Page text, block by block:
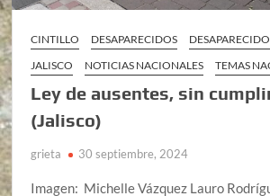
CINTILLO DESAPARECIDOS
JALISCO
NOTICIAS NACIONALES TEMAS
Ley de ausentes, sin
(Jalisco)
grieta 30 septiembre, 2024
Imagen: Michelle Vázquez Lauro